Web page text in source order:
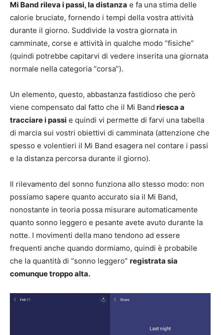
Mi Band rileva i passi, la distanza e fa una stima delle
calorie bruciate, fornendo i tempi della vostra attività
durante il giorno. Suddivide la vostra giornata in
camminate, corse e attività in qualche modo “fisiche”
(quindi potrebbe capitarvi di vedere inserita una giornata
normale nella categoria “corsa”).
Un elemento, questo, abbastanza fastidioso che però
viene compensato dal fatto che il Mi Band riesca a
tracciare i passi e quindi vi permette di farvi una tabella
di marcia sui vostri obiettivi di camminata (attenzione che
spesso e volentieri il Mi Band esagera nel contare i passi
e la distanza percorsa durante il giorno).
Il rilevamento del sonno funziona allo stesso modo: non
possiamo sapere quanto accurato sia il Mi Band,
nonostante in teoria possa misurare automaticamente
quanto sonno leggero e pesante avete avuto durante la
notte. I movimenti della mano tendono ad essere
frequenti anche quando dormiamo, quindi è probabile
che la quantità di “sonno leggero” registrata sia
comunque troppo alta.